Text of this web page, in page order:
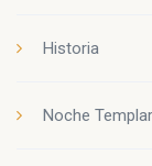
Historia
Noche